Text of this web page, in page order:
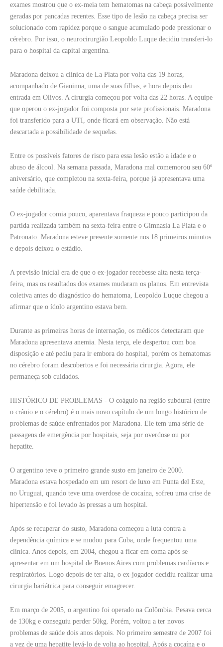
exames mostrou que o ex-meia tem hematomas na cabeça possivelmente
geradas por pancadas recentes. Esse tipo de lesão na cabeça precisa ser
solucionado com rapidez porque o sangue acumulado pode pressionar o
cérebro. Por isso, o neurocirurgião Leopoldo Luque decidiu transferi-lo
para o hospital da capital argentina.
Maradona deixou a clínica de La Plata por volta das 19 horas,
acompanhado de Gianinna, uma de suas filhas, e hora depois deu
entrada em Olivos. A cirurgia começou por volta das 22 horas. A equipe
que operou o ex-jogador foi composta por sete profissionais. Maradona
foi transferido para a UTI, onde ficará em observação. Não está
descartada a possibilidade de sequelas.
Entre os possíveis fatores de risco para essa lesão estão a idade e o
abuso de álcool. Na semana passada, Maradona mal comemorou seu 60º
aniversário, que completou na sexta-feira, porque já apresentava uma
saúde debilitada.
O ex-jogador comia pouco, aparentava fraqueza e pouco participou da
partida realizada também na sexta-feira entre o Gimnasia La Plata e o
Patronato. Maradona esteve presente somente nos 18 primeiros minutos
e depois deixou o estádio.
A previsão inicial era de que o ex-jogador recebesse alta nesta terça-
feira, mas os resultados dos exames mudaram os planos. Em entrevista
coletiva antes do diagnóstico do hematoma, Leopoldo Luque chegou a
afirmar que o ídolo argentino estava bem.
Durante as primeiras horas de internação, os médicos detectaram que
Maradona apresentava anemia. Nesta terça, ele despertou com boa
disposição e até pediu para ir embora do hospital, porém os hematomas
no cérebro foram descobertos e foi necessária cirurgia. Agora, ele
permaneça sob cuidados.
HISTÓRICO DE PROBLEMAS - O coágulo na região subdural (entre
o crânio e o cérebro) é o mais novo capítulo de um longo histórico de
problemas de saúde enfrentados por Maradona. Ele tem uma série de
passagens de emergência por hospitais, seja por overdose ou por
hepatite.
O argentino teve o primeiro grande susto em janeiro de 2000.
Maradona estava hospedado em um resort de luxo em Punta del Este,
no Uruguai, quando teve uma overdose de cocaína, sofreu uma crise de
hipertensão e foi levado às pressas a um hospital.
Após se recuperar do susto, Maradona começou a luta contra a
dependência química e se mudou para Cuba, onde frequentou uma
clínica. Anos depois, em 2004, chegou a ficar em coma após se
apresentar em um hospital de Buenos Aires com problemas cardíacos e
respiratórios. Logo depois de ter alta, o ex-jogador decidiu realizar uma
cirurgia bariátrica para conseguir emagrecer.
Em março de 2005, o argentino foi operado na Colômbia. Pesava cerca
de 130kg e conseguiu perder 50kg. Porém, voltou a ter novos
problemas de saúde dois anos depois. No primeiro semestre de 2007 foi
a vez de uma hepatite levá-lo de volta ao hospital. Após a cocaína e o